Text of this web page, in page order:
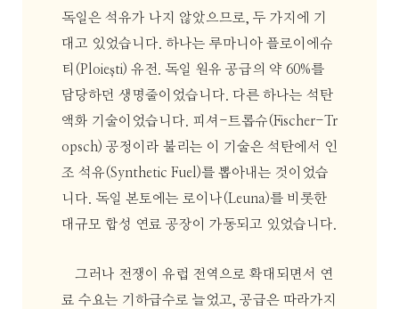
독일은 석유가 나지 않았으므로, 두 가지에 기
대고 있었습니다. 하나는 루마니아 플로이에슈
티(Ploiești) 유전. 독일 원유 공급의 약 60%를
담당하던 생명줄이었습니다. 다른 하나는 석탄
액화 기술이었습니다. 피셔-트롭슈(Fischer-Tr
opsch) 공정이라 불리는 이 기술은 석탄에서 인
조 석유(Synthetic Fuel)를 뽑아내는 것이었습
니다. 독일 본토에는 로이나(Leuna)를 비롯한
대규모 합성 연료 공장이 가동되고 있었습니다.
그러나 전쟁이 유럽 전역으로 확대되면서 연
료 수요는 기하급수로 늘었고, 공급은 따라가지